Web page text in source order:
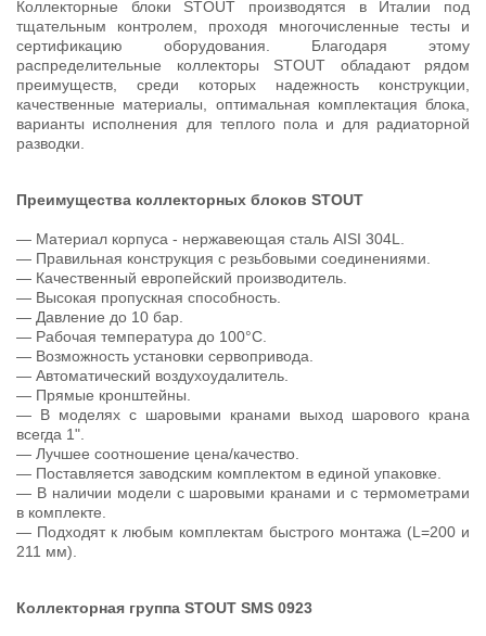
Коллекторные блоки STOUT производятся в Италии под
тщательным контролем, проходя многочисленные тесты и
сертификацию оборудования. Благодаря этому
распределительные коллекторы STOUT обладают рядом
преимуществ, среди которых надежность конструкции,
качественные материалы, оптимальная комплектация блока,
варианты исполнения для теплого пола и для радиаторной
разводки.
Преимущества коллекторных блоков STOUT
— Материал корпуса - нержавеющая сталь AISI 304L.
— Правильная конструкция с резьбовыми соединениями.
— Качественный европейский производитель.
— Высокая пропускная способность.
— Давление до 10 бар.
— Рабочая температура до 100°С.
— Возможность установки сервопривода.
— Автоматический воздухоудалитель.
— Прямые кронштейны.
— В моделях с шаровыми кранами выход шарового крана
всегда 1".
— Лучшее соотношение цена/качество.
— Поставляется заводским комплектом в единой упаковке.
— В наличии модели с шаровыми кранами и с термометрами
в комплекте.
— Подходят к любым комплектам быстрого монтажа (L=200 и
211 мм).
Коллекторная группа STOUT SMS 0923